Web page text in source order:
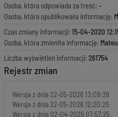
Osoba, która odpowiada za treść: -
Osoba, która opublikowała informację:
Czas zmiany informacji: 15-04-2020
Osoba, która zmieniła informację:
Liczba wyświetleń informacji: 261754
Rejestr zmian
Wersja z dnia 22-05-2026 13:09:38
Wersja z dnia 22-05-2026 12:20:25
Wersja z dnia 02-04-2026 07:57:25